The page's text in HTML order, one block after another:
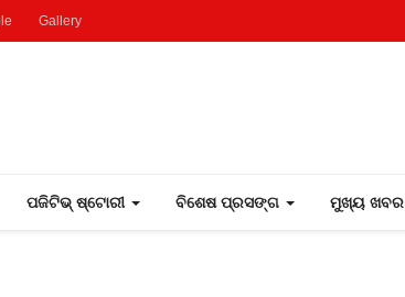
Gallery
ପଜିଟିଭ୍ ଷ୍ଟୋରୀ ବିଶେଷ ପ୍ରସଙ୍ଗ ମୁଖ୍ୟ ଖବର